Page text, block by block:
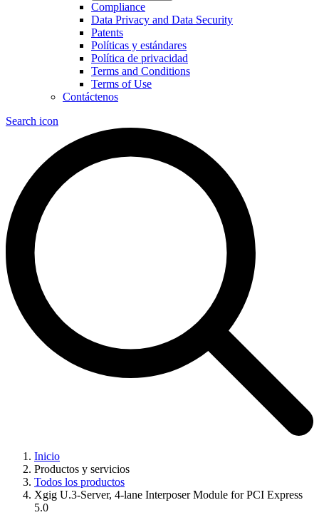
Compliance
Data Privacy and Data Security
Patents
Políticas y estándares
Política de privacidad
Terms and Conditions
Terms of Use
Contáctenos
Search icon
Inicio
Productos y servicios
Todos los productos
Xgig U.3-Server, 4-lane Interposer Module for PCI Express
5.0